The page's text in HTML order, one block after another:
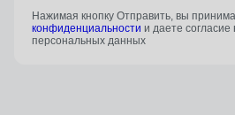
Нажимая кнопку Отправить, вы
конфиденциальности и даете согласие
персональных данных